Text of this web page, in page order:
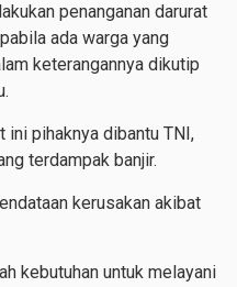
penanganan darurat
ada warga yang
keterangannya dikutip
ini pihaknya dibantu TNI,
terdampak banjir.
kerusakan akibat
kebutuhan untuk melayani